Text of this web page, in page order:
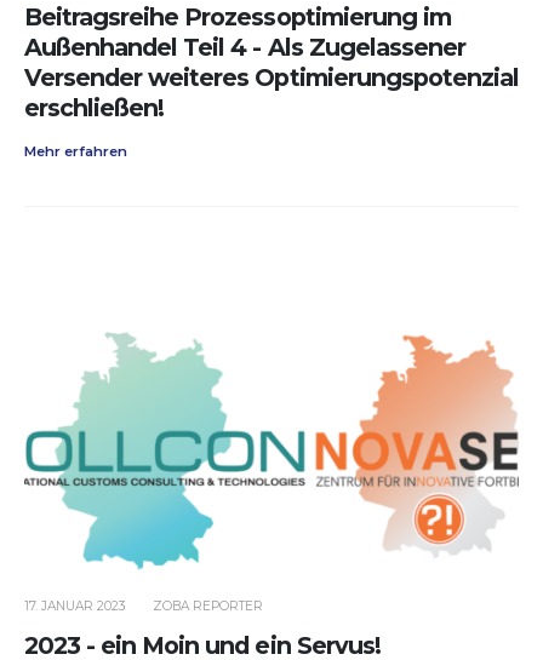
Beitragsreihe Prozessoptimierung im
Außenhandel Teil 4 - Als Zugelassener
Versender weiteres Optimierungspotenzial
erschließen!
Mehr erfahren
17. JANUAR 2023 ZOBA REPORTER
2023 - ein Moin und ein Servus!